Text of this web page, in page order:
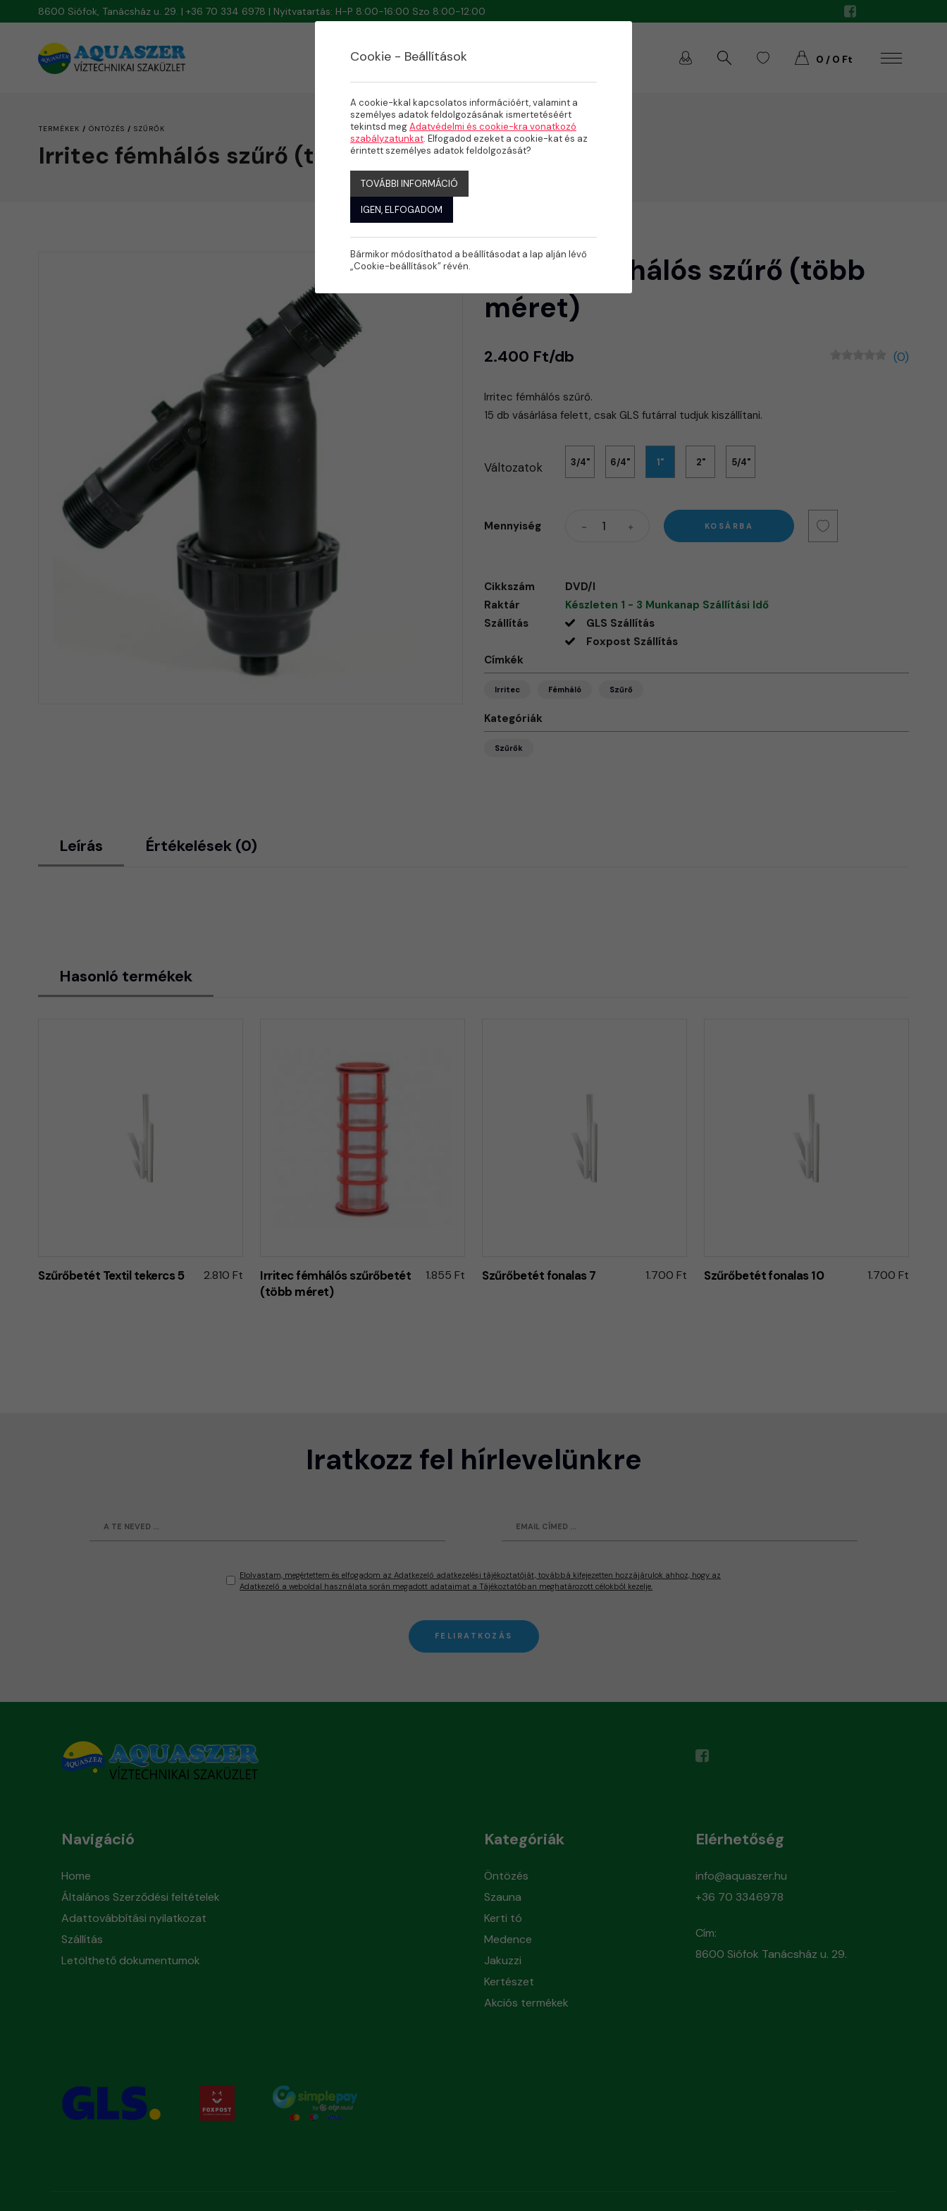
8600 Siófok, Tanácsház u. 29. | +36 70 334 6978 | Nyitvatartás: H-P 8:00-16:00 Szo 8:00-12:00
0 / 0 Ft
TERMÉKEK /ÖNTÖZÉS /SZŰRŐK
Irritec fémhálós szűrő (több méret)
Irritec fémhálós szűrő (több
méret)
2.400 Ft/db (0)
Irritec fémhálós szűrő.
15 db vásárlása felett, csak GLS futárral tudjuk kiszállítani.
Változatok 3/4" 6/4" 1" 2" 5/4"
Mennyiség KOSÁRBA
Cikkszám
DVD/I
Raktár
Készleten 1 - 3 Munkanap Szállítási Idő
Szállítás
GLS Szállítás
Foxpost Szállítás
Címkék
Irritec Fémháló Szűrő
Kategóriák
Szűrők
Leírás Értékelések (0)
Hasonló termékek
Szűrőbetét Textil tekercs 5 2.810 Ft
Irritec fémhálós szűrőbetét
(több méret)
1.855 Ft Szűrőbetét fonalas 7 1.700 Ft Szűrőbetét fonalas 10 1.700 Ft
Iratkozz fel hírlevelünkre
Elolvastam, megértettem és elfogadom az Adatkezelő adatkezelési tájékoztatóját, továbbá kifejezetten hozzájárulok ahhoz, hogy az
Adatkezelő a weboldal használata során megadott adataimat a Tájékoztatóban meghatározott célokból kezelje.
FELIRATKOZÁS
Navigáció
Home
Általános Szerződési feltételek
Adattovábbítási nyilatkozat
Szállítás
Letölthető dokumentumok
Kategóriák
Öntözés
Szauna
Kerti tó
Medence
Jakuzzi
Kertészet
Akciós termékek
Elérhetőség
info@aquaszer.hu
+36 70 3346978
Cím:
8600 Siófok Tanácsház u. 29.
Cookie - Beállítások
A cookie-kkal kapcsolatos információért, valamint a
személyes adatok feldolgozásának ismertetéséért
tekintsd megAdatvédelmi és cookie-kra vonatkozó
szabályzatunkat. Elfogadod ezeket a cookie-kat és az
érintett személyes adatok feldolgozását?
TOVÁBBI INFORMÁCIÓ
IGEN, ELFOGADOM
Bármikor módosíthatod a beállításodat a lap alján lévő
„Cookie-beállítások” révén.